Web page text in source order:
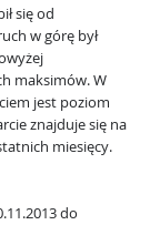
się od
w górę był
maksimów. W
jest poziom
znajduje się na
miesięcy.
do